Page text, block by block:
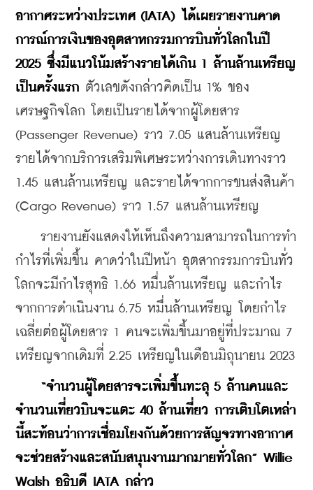
อากาศระหว่างประเทศ (IATA) ได้เผยรายงานคาด
การณ์การเงินของอุตสาหกรรมการบินทั่วโลกในปี
2025 ซึ่งมีแนวโน้มสร้างรายได้เกิน 1 ล้านล้านเหรียญ
เป็นครั้งแรก ตัวเลขดังกล่าวคิดเป็น 1% ของ
เศรษฐกิจโลก โดยเป็นรายได้จากผู้โดยสาร
(Passenger Revenue) ราว 7.05 แสนล้านเหรียญ
รายได้จากบริการเสริมพิเศษระหว่างการเดินทางราว
1.45 แสนล้านเหรียญ และรายได้จากการขนส่งสินค้า
(Cargo Revenue) ราว 1.57 แสนล้านเหรียญ
รายงานยังแสดงให้เห็นถึงความสามารถในการทำ
กำไรที่เพิ่มขึ้น คาดว่าในปีหน้า อุตสากรรมการบินทั่ว
โลกจะมีกำไรสุทธิ 1.66 หมื่นล้านเหรียญ และกำไร
จากการดำเนินงาน 6.75 หมื่นล้านเหรียญ โดยกำไร
เฉลี่ยต่อผู้โดยสาร 1 คนจะเพิ่มขึ้นมาอยู่ที่ประมาณ 7
เหรียญจากเดิมที่ 2.25 เหรียญในเดือนมิถุนายน 2023
“จำนวนผู้โดยสารจะเพิ่มขึ้นทะลุ 5 ล้านคนและ
จำนวนเที่ยวบินจะแตะ 40 ล้านเที่ยว การเติบโตเหล่า
นี้สะท้อนว่าการเชื่อมโยงกันด้วยการสัญจรทางอากาศ
จะช่วยสร้างและสนับสนุนงานมากมายทั่วโลก” Willie
Walsh อธิบดี IATA กล่าว